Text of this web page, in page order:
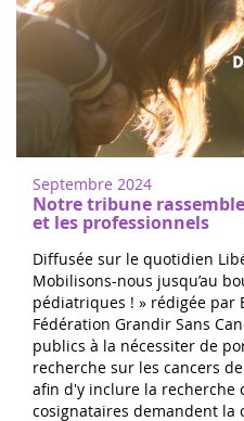
Septembre 2024
Notre tribune
et les professionnels
Diffusée sur le quotidien
Mobilisons-nous jusqu’au
pédiatriques ! » rédigée par
Fédération Grandir Sans
publics à la nécessiter de
recherche sur les cancers
afin d'y inclure la recherche
cosignataires demandent la